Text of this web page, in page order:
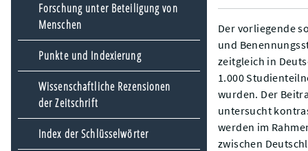
Forschung unter Beteiligung von
Menschen
Punkte und Indexierung
Wissenschaftliche Rezensionen
der Zeitschrift
Index der Schlüsselwörter
Der vorliegende
und
zeitgleich in
1.000
wurden. Der
untersucht
werden im
zwischen